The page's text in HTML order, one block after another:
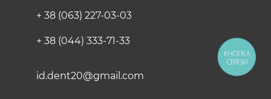
+ 38 (063) 227-03-03
+ 38 (044) 333-71-33
id.dent20@gmail.com
КНОПКА
СВЯЗИ